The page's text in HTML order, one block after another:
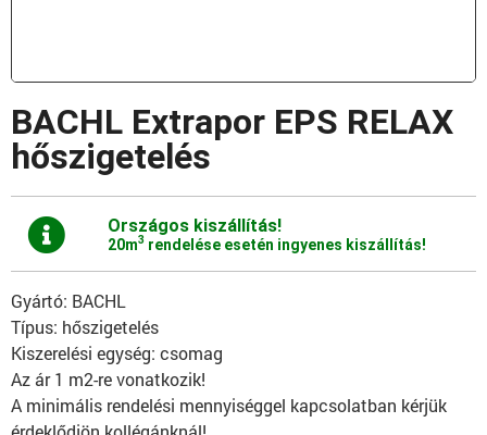
BACHL Extrapor EPS RELAX
hőszigetelés
Országos kiszállítás!
20m3 rendelése esetén ingyenes kiszállítás!
Gyártó: BACHL
Típus: hőszigetelés
Kiszerelési egység: csomag
Az ár 1 m2-re vonatkozik!
A minimális rendelési mennyiséggel kapcsolatban kérjük